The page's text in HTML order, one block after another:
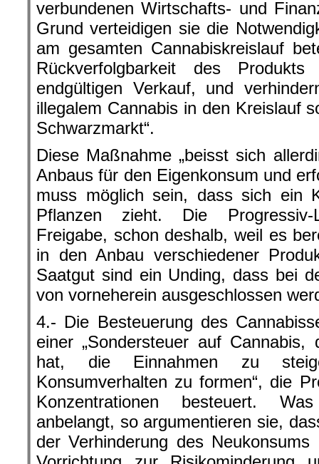
verbundenen Wirtschafts- und
Grund verteidigen sie die
am gesamten Cannabiskreislauf
Rückverfolgbarkeit des
endgültigen Verkauf, und
illegalem Cannabis in den Kreislauf
Schwarzmarkt“.
Diese Maßnahme „beisst sich
Anbaus für den Eigenkonsum und
muss möglich sein, dass sich ein
Pflanzen zieht. Die
Freigabe, schon deshalb, weil es
in den Anbau verschiedener
Saatgut sind ein Unding, dass bei
von vorneherein ausgeschlossen
4.- Die Besteuerung des
einer „Sondersteuer auf
hat, die Einnahmen zu
Konsumverhalten zu formen“, die
Konzentrationen besteuert.
anbelangt, so argumentieren sie,
der Verhinderung des